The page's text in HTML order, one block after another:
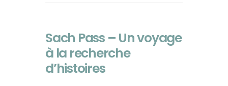
Sach Pass – Un voyage
à la recherche
d’histoires